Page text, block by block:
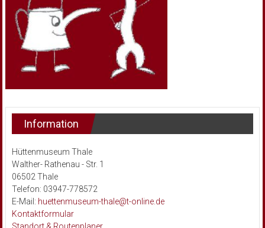
Information
Hüttenmuseum Thale
Walther- Rathenau - Str. 1
06502 Thale
Telefon: 03947-778572
E-Mail: huettenmuseum-thale@t-online.de
Kontaktformular